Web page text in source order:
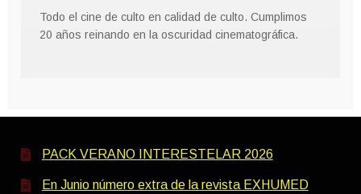
Todo el cine de culto en calidad de culto. Cumplimos
20 años reinando en la oscuridad cinematográfica.
PACK VERANO INTERESTELAR 2026
En Junio número extra de la revista EXHUMED